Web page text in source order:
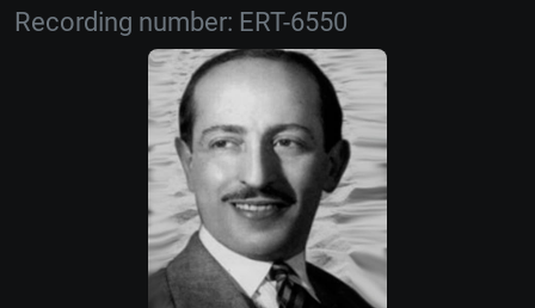
Recording number: ERT-6550